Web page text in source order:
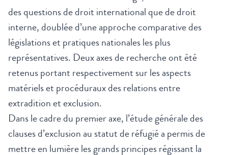
des questions de droit international que de droit
interne, doublée d’une approche comparative des
législations et pratiques nationales les plus
représentatives. Deux axes de recherche ont été
retenus portant respectivement sur les aspects
matériels et procéduraux des relations entre
extradition et exclusion.
Dans le cadre du premier axe, l’étude générale des
clauses d’exclusion au statut de réfugié a permis de
mettre en lumière les grands principes régissant la